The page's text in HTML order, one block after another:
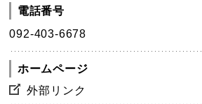
電話番号
092-403-6678
ホームページ
外部リンク